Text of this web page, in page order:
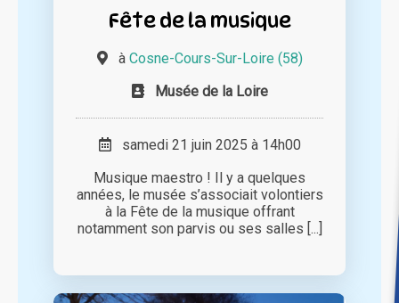
Fête de la musique
à Cosne-Cours-Sur-Loire (58)
Musée de la Loire
samedi 21 juin 2025 à 14h00
Musique maestro ! Il y a quelques
années, le musée s’associait volontiers
à la Fête de la musique offrant
notamment son parvis ou ses salles [...]